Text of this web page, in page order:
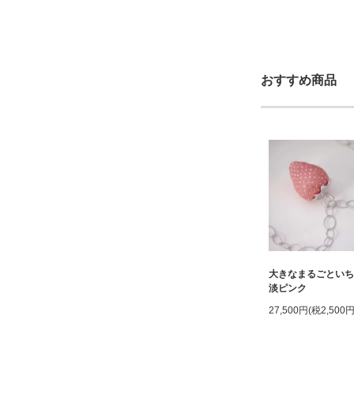
おすすめ商品
大きなまるごと
淡ピンク
27,500円(税2,500